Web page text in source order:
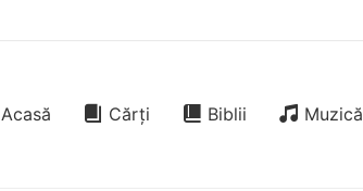
Acasă Cărți Biblii Muzică